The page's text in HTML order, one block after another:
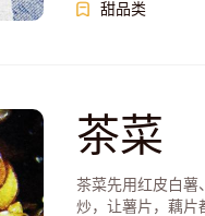
甜品类
茶菜
茶菜先用红皮白薯
炒，让薯片，藕片